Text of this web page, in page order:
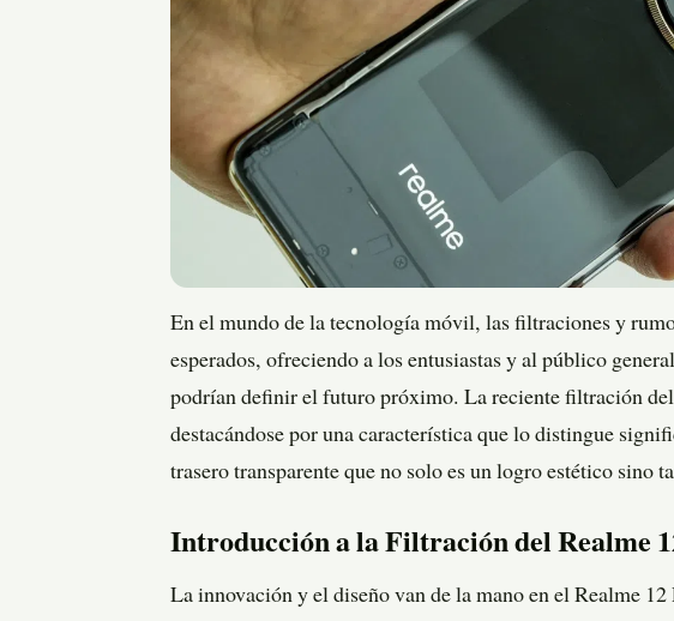
En el mundo de la tecnología móvil, las filtraciones y
esperados, ofreciendo a los entusiastas y al público
podrían definir el futuro próximo. La reciente filtración
destacándose por una característica que lo distingue
trasero transparente que no solo es un logro estético sino
Introducción a la Filtración del Realme
La innovación y el diseño van de la mano en el Realme